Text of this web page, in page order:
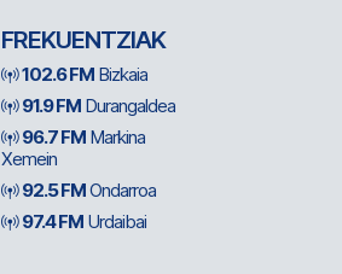
FREKUENTZIAK
102.6 FM Bizkaia
91.9 FM Durangaldea
96.7 FM Markina
Xemein
92.5 FMOndarroa
97.4 FM Urdaibai